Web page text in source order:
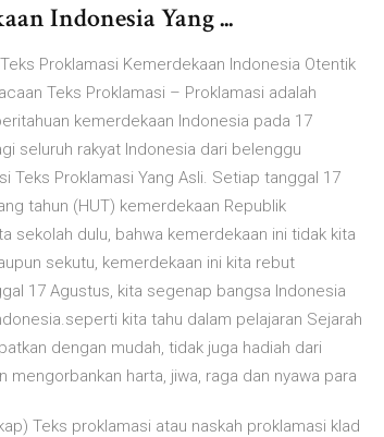
Indonesia Yang ...
Proklamasi Kemerdekaan Indonesia Otentik
Teks Proklamasi – Proklamasi adalah
kemerdekaan Indonesia pada 17
seluruh rakyat Indonesia dari belenggu
Teks Proklamasi Yang Asli. Setiap tanggal 17
tahun (HUT) kemerdekaan Republik
sekolah dulu, bahwa kemerdekaan ini tidak kita
sekutu, kemerdekaan ini kita rebut
17 Agustus, kita segenap bangsa Indonesia
kita tahu dalam pelajaran Sejarah
dengan mudah, tidak juga hadiah dari
harta, jiwa, raga dan nyawa para
Teks proklamasi atau naskah proklamasi klad